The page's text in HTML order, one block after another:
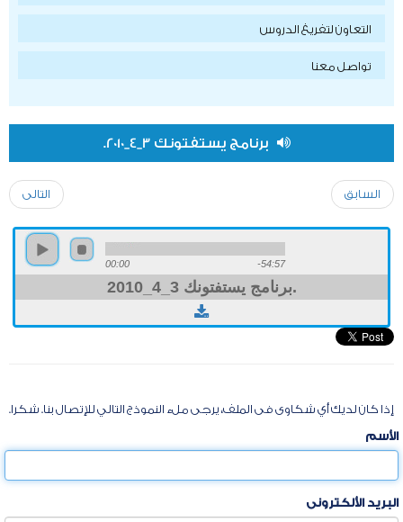
التعاون لتفريغ الدروس
تواصل معنا
برنامج يستفتونك 3_4_2010.
السابق التالى
00:00 -54:57
برنامج يستفتونك 3_4_2010.
إذا كان لديك أي شكاوى فى الملف، يرجى ملء النموذج التالي للإتصال بنا. شكرا.
الأسم
البريد الألكترونى